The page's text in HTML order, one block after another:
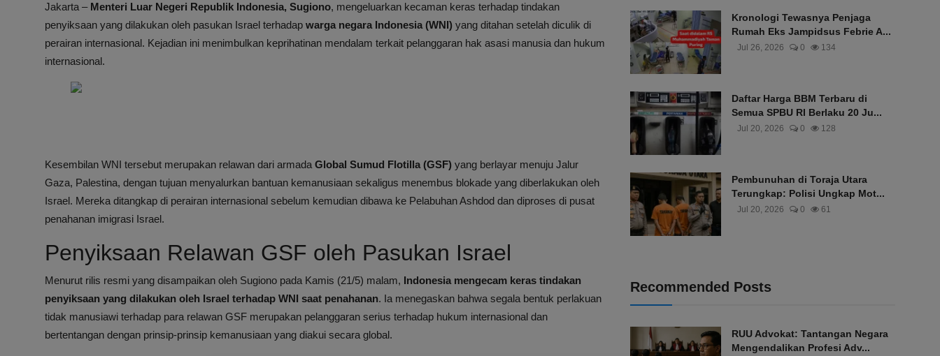
Jakarta – Menteri Luar Negeri Republik Indonesia, Sugiono, mengeluarkan kecaman keras terhadap tindakan
penyiksaan yang dilakukan oleh pasukan Israel terhadap warga negara Indonesia (WNI) yang ditahan setelah diculik di
perairan internasional. Kejadian ini menimbulkan keprihatinan mendalam terkait pelanggaran hak asasi manusia dan hukum
internasional.
Kesembilan WNI tersebut merupakan relawan dari armada Global Sumud Flotilla (GSF) yang berlayar menuju Jalur
Gaza, Palestina, dengan tujuan menyalurkan bantuan kemanusiaan sekaligus menembus blokade yang diberlakukan oleh
Israel. Mereka ditangkap di perairan internasional sebelum kemudian dibawa ke Pelabuhan Ashdod dan diproses di pusat
penahanan imigrasi Israel.
Penyiksaan Relawan GSF oleh Pasukan Israel
Menurut rilis resmi yang disampaikan oleh Sugiono pada Kamis (21/5) malam, Indonesia mengecam keras tindakan
penyiksaan yang dilakukan oleh Israel terhadap WNI saat penahanan. Ia menegaskan bahwa segala bentuk perlakuan
tidak manusiawi terhadap para relawan GSF merupakan pelanggaran serius terhadap hukum internasional dan
bertentangan dengan prinsip-prinsip kemanusiaan yang diakui secara global.
Kronologi Tewasnya Penjaga
Rumah Eks Jampidsus Febrie A...
Jul 26, 2026 0 134
Daftar Harga BBM Terbaru di
Semua SPBU RI Berlaku 20 Ju...
Jul 20, 2026 0 128
Pembunuhan di Toraja Utara
Terungkap: Polisi Ungkap Mot...
Jul 20, 2026 0 61
Recommended Posts
RUU Advokat: Tantangan Negara
Mengendalikan Profesi Adv...